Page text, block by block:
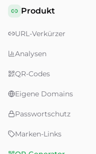
Produkt
URL-Verkürzer
Analysen
QR-Codes
Eigene Domains
Passwortschutz
Marken-Links